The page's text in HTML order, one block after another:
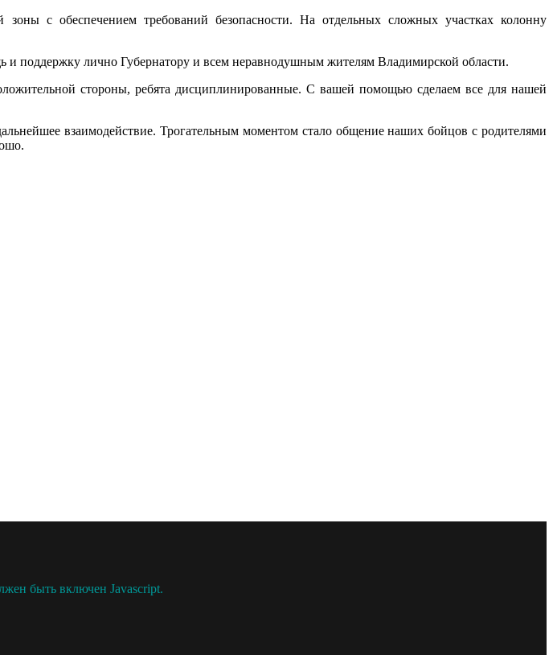
с обеспечением требований безопасности. На отдельных сложных участках колонну
поддержку лично Губернатору и всем неравнодушным жителям Владимирской области.
стороны, ребята дисциплинированные. С вашей помощью сделаем все для нашей
взаимодействие. Трогательным моментом стало общение наших бойцов с родителями
быть включен Javascript.